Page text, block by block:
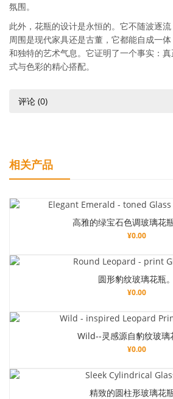
氛围。
此外，花瓶的设计是永恒的。它不随波逐
周围是现代家具还是古董，它都能自成一
和独特的艺术气息。它证明了一个事实：
式与色彩的精心搭配。
评论 (0)
相关产品
高雅的绿宝石色调玻璃花瓶
¥0.00
圆形豹纹玻璃花瓶。
¥0.00
Wild--灵感源自豹纹玻璃
¥0.00
精致的圆柱形玻璃花瓶